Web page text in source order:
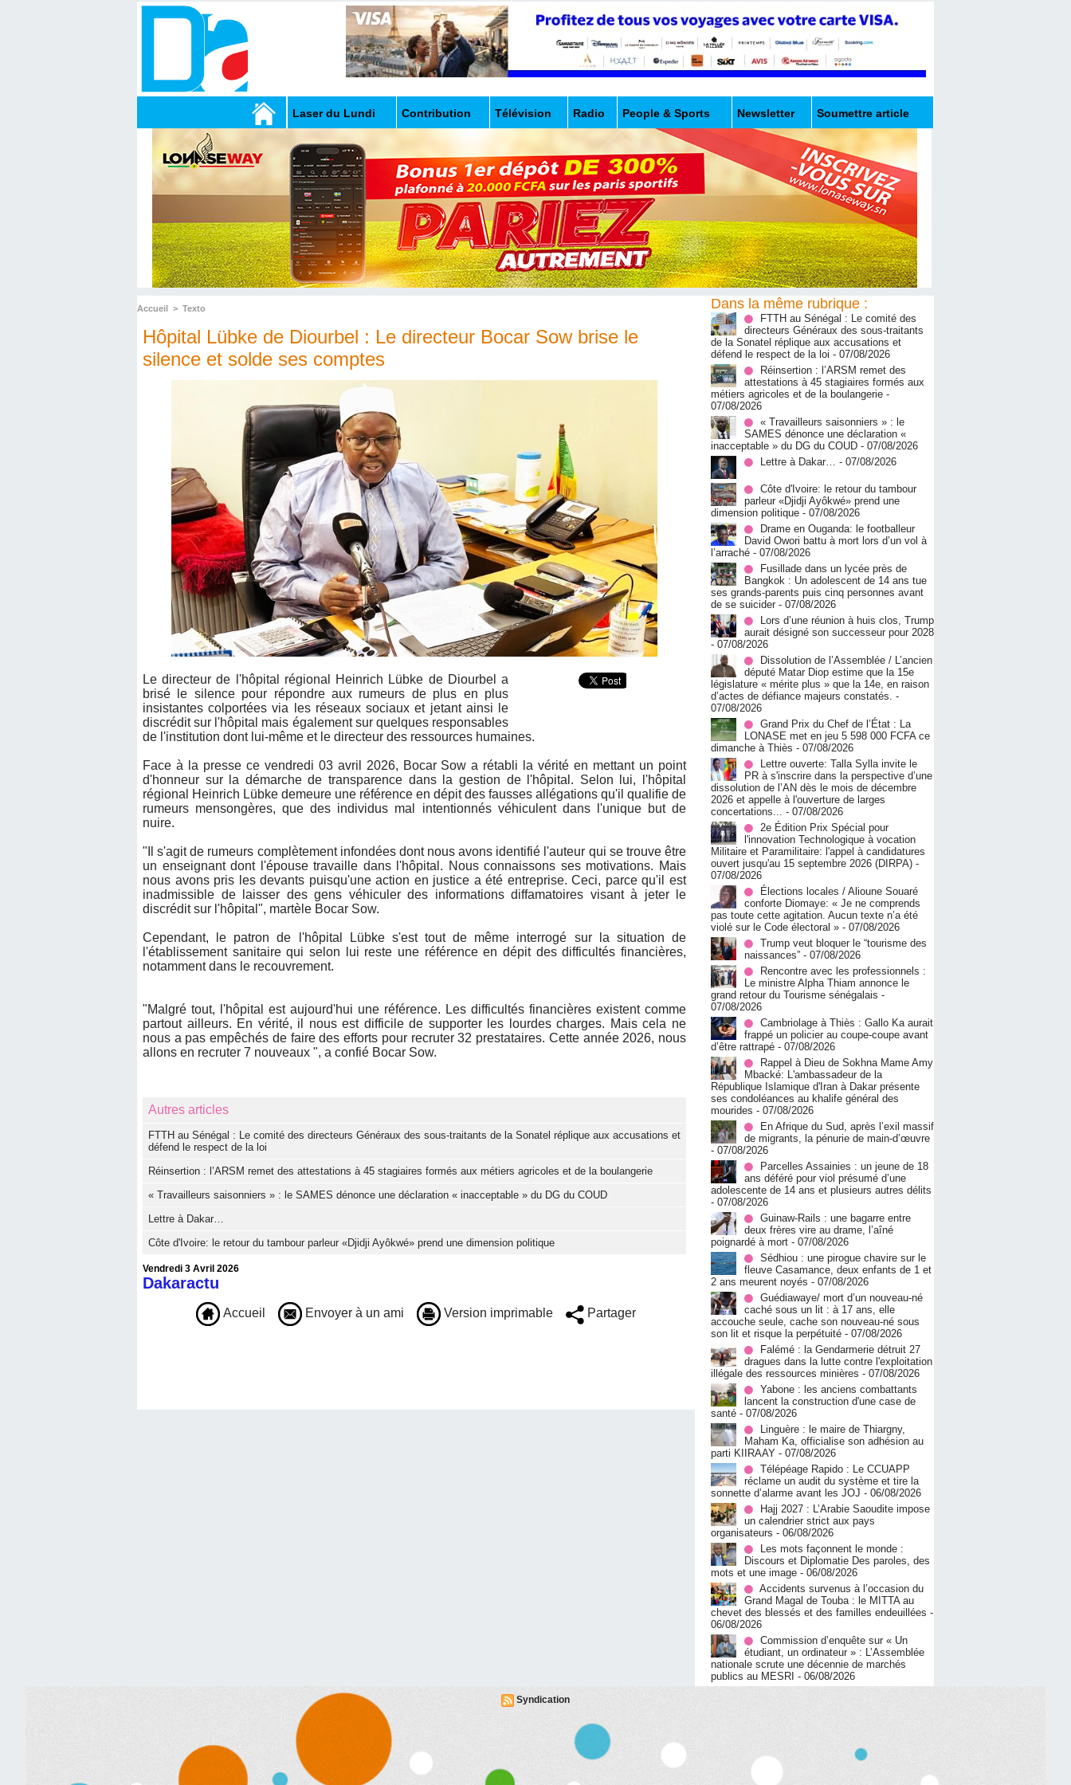
Laser du Lundi Contribution Télévision Radio People & Sports Newsletter Soumettre article
Accueil > Texto
Hôpital Lübke de Diourbel : Le directeur Bocar Sow brise le
silence et solde ses comptes
Le directeur de l'hôpital régional Heinrich Lübke de Diourbel a
brisé le silence pour répondre aux rumeurs de plus en plus
insistantes colportées via les réseaux sociaux et jetant ainsi le
discrédit sur l'hôpital mais également sur quelques responsables
de l'institution dont lui-même et le directeur des ressources humaines.
Face à la presse ce vendredi 03 avril 2026, Bocar Sow a rétabli la vérité en mettant un point
d'honneur sur la démarche de transparence dans la gestion de l'hôpital. Selon lui, l'hôpital
régional Heinrich Lübke demeure une référence en dépit des fausses allégations qu'il qualifie de
rumeurs mensongères, que des individus mal intentionnés véhiculent dans l'unique but de
nuire.
"Il s'agit de rumeurs complètement infondées dont nous avons identifié l'auteur qui se trouve être
un enseignant dont l'épouse travaille dans l'hôpital. Nous connaissons ses motivations. Mais
nous avons pris les devants puisqu'une action en justice a été entreprise. Ceci, parce qu'il est
inadmissible de laisser des gens véhiculer des informations diffamatoires visant à jeter le
discrédit sur l'hôpital", martèle Bocar Sow.
Cependant, le patron de l'hôpital Lübke s'est tout de même interrogé sur la situation de
l'établissement sanitaire qui selon lui reste une référence en dépit des difficultés financières,
notamment dans le recouvrement.
"Malgré tout, l'hôpital est aujourd'hui une référence. Les difficultés financières existent comme
partout ailleurs. En vérité, il nous est difficile de supporter les lourdes charges. Mais cela ne
nous a pas empêchés de faire des efforts pour recruter 32 prestataires. Cette année 2026, nous
allons en recruter 7 nouveaux ", a confié Bocar Sow.
Autres articles
FTTH au Sénégal : Le comité des directeurs Généraux des sous-traitants de la Sonatel réplique aux accusations et
défend le respect de la loi
Réinsertion : l’ARSM remet des attestations à 45 stagiaires formés aux métiers agricoles et de la boulangerie
« Travailleurs saisonniers » : le SAMES dénonce une déclaration « inacceptable » du DG du COUD
Lettre à Dakar…
Côte d'Ivoire: le retour du tambour parleur «Djidji Ayôkwé» prend une dimension politique
Vendredi 3 Avril 2026
Dakaractu
Accueil Envoyer à un ami Version imprimable Partager
Dans la même rubrique :
FTTH au Sénégal : Le comité des
directeurs Généraux des sous-traitants
de la Sonatel réplique aux accusations et
défend le respect de la loi - 07/08/2026
Réinsertion : l’ARSM remet des
attestations à 45 stagiaires formés aux
métiers agricoles et de la boulangerie -
07/08/2026
« Travailleurs saisonniers » : le
SAMES dénonce une déclaration «
inacceptable » du DG du COUD - 07/08/2026
Lettre à Dakar… - 07/08/2026
Côte d'Ivoire: le retour du tambour
parleur «Djidji Ayôkwé» prend une
dimension politique - 07/08/2026
Drame en Ouganda: le footballeur
David Owori battu à mort lors d’un vol à
l’arraché - 07/08/2026
Fusillade dans un lycée près de
Bangkok : Un adolescent de 14 ans tue
ses grands-parents puis cinq personnes avant
de se suicider - 07/08/2026
Lors d’une réunion à huis clos, Trump
aurait désigné son successeur pour 2028
- 07/08/2026
Dissolution de l’Assemblée / L’ancien
député Matar Diop estime que la 15e
législature « mérite plus » que la 14e, en raison
d’actes de défiance majeurs constatés. -
07/08/2026
Grand Prix du Chef de l’État : La
LONASE met en jeu 5 598 000 FCFA ce
dimanche à Thiès - 07/08/2026
Lettre ouverte: Talla Sylla invite le
PR à s'inscrire dans la perspective d’une
dissolution de l’AN dès le mois de décembre
2026 et appelle à l'ouverture de larges
concertations... - 07/08/2026
2e Édition Prix Spécial pour
l'innovation Technologique à vocation
Militaire et Paramilitaire: l'appel à candidatures
ouvert jusqu'au 15 septembre 2026 (DIRPA) -
07/08/2026
Élections locales / Alioune Souaré
conforte Diomaye: « Je ne comprends
pas toute cette agitation. Aucun texte n’a été
violé sur le Code électoral » - 07/08/2026
Trump veut bloquer le “tourisme des
naissances” - 07/08/2026
Rencontre avec les professionnels :
Le ministre Alpha Thiam annonce le
grand retour du Tourisme sénégalais -
07/08/2026
Cambriolage à Thiès : Gallo Ka aurait
frappé un policier au coupe-coupe avant
d’être rattrapé - 07/08/2026
Rappel à Dieu de Sokhna Mame Amy
Mbacké: L'ambassadeur de la
République Islamique d'Iran à Dakar présente
ses condoléances au khalife général des
mourides - 07/08/2026
En Afrique du Sud, après l’exil massif
de migrants, la pénurie de main-d’œuvre
- 07/08/2026
Parcelles Assainies : un jeune de 18
ans déféré pour viol présumé d’une
adolescente de 14 ans et plusieurs autres délits
- 07/08/2026
Guinaw-Rails : une bagarre entre
deux frères vire au drame, l’aîné
poignardé à mort - 07/08/2026
Sédhiou : une pirogue chavire sur le
fleuve Casamance, deux enfants de 1 et
2 ans meurent noyés - 07/08/2026
Guédiawaye/ mort d’un nouveau-né
caché sous un lit : à 17 ans, elle
accouche seule, cache son nouveau-né sous
son lit et risque la perpétuité - 07/08/2026
Falémé : la Gendarmerie détruit 27
dragues dans la lutte contre l'exploitation
illégale des ressources minières - 07/08/2026
Yabone : les anciens combattants
lancent la construction d'une case de
santé - 07/08/2026
Linguère : le maire de Thiargny,
Maham Ka, officialise son adhésion au
parti KIIRAAY - 07/08/2026
Télépéage Rapido : Le CCUAPP
réclame un audit du système et tire la
sonnette d’alarme avant les JOJ - 06/08/2026
Hajj 2027 : L’Arabie Saoudite impose
un calendrier strict aux pays
organisateurs - 06/08/2026
Les mots façonnent le monde :
Discours et Diplomatie Des paroles, des
mots et une image - 06/08/2026
Accidents survenus à l’occasion du
Grand Magal de Touba : le MITTA au
chevet des blessés et des familles endeuillées -
06/08/2026
Commission d’enquête sur « Un
étudiant, un ordinateur » : L’Assemblée
nationale scrute une décennie de marchés
publics au MESRI - 06/08/2026
Syndication